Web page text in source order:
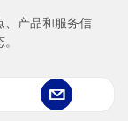
、产品和服务信